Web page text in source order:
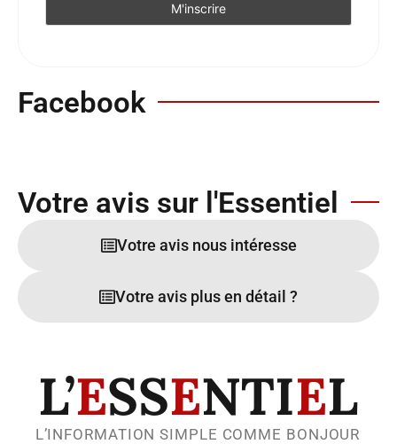
Facebook
Votre avis sur l'Essentiel
Votre avis nous intéresse
Votre avis plus en détail ?
L’ESSENTIEL
L’INFORMATION SIMPLE COMME BONJOUR